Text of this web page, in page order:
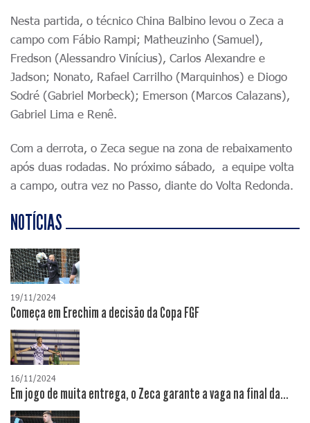
Nesta partida, o técnico China Balbino levou o Zeca a
campo com Fábio Rampi; Matheuzinho (Samuel),
Fredson (Alessandro Vinícius), Carlos Alexandre e
Jadson; Nonato, Rafael Carrilho (Marquinhos) e Diogo
Sodré (Gabriel Morbeck); Emerson (Marcos Calazans),
Gabriel Lima e Renê.
Com a derrota, o Zeca segue na zona de rebaixamento
após duas rodadas. No próximo sábado, a equipe volta
a campo, outra vez no Passo, diante do Volta Redonda.
NOTÍCIAS
19/11/2024
Começa em Erechim a decisão da Copa FGF
16/11/2024
Em jogo de muita entrega, o Zeca garante a vaga na final da...